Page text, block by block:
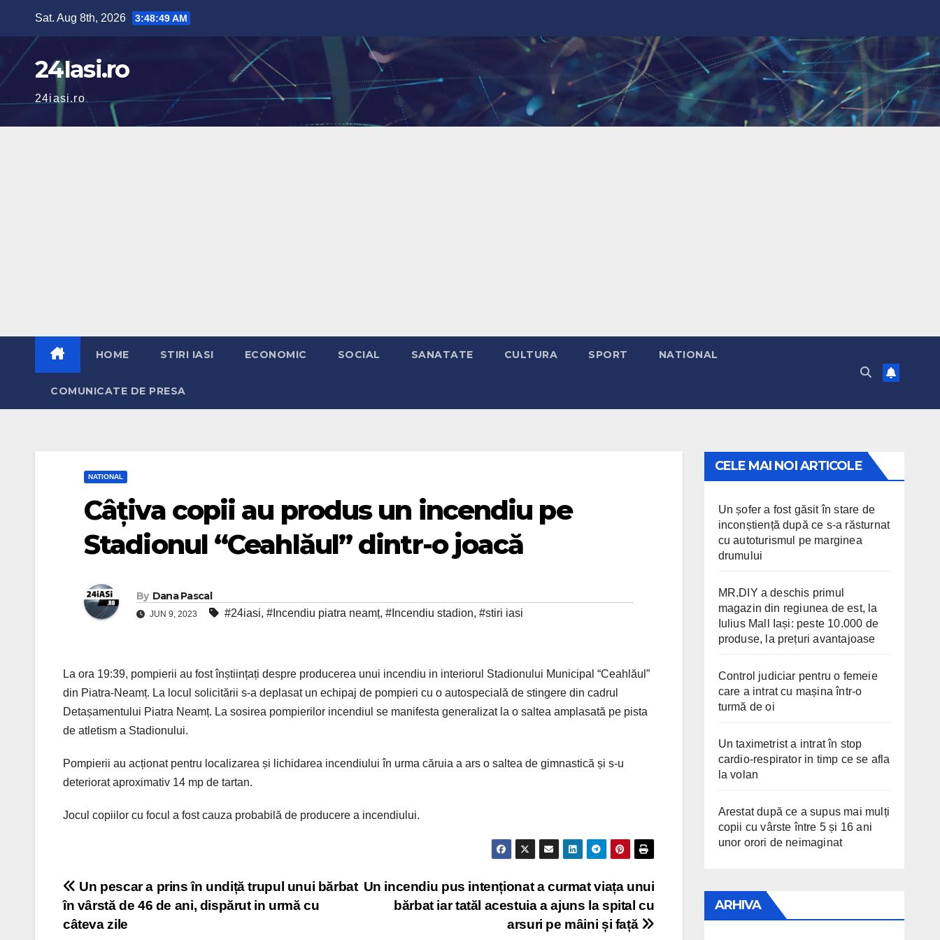
content
Sat. Aug 8th, 2026 3:48:50 AM
24Iasi.ro
24iasi.ro
HOME STIRI IASI ECONOMIC SOCIAL SANATATE CULTURA SPORT NATIONAL
COMUNICATE DE PRESA
NATIONAL
Câțiva copii au produs un incendiu pe
Stadionul “Ceahlăul” dintr-o joacă
By Dana Pascal
JUN 9, 2023 #24iasi, #Incendiu piatra neamț, #Incendiu stadion, #stiri iasi
La ora 19:39, pompierii au fost înștiințați despre producerea unui incendiu in interiorul Stadionului Municipal “Ceahlăul”
din Piatra-Neamț. La locul solicitării s-a deplasat un echipaj de pompieri cu o autospecială de stingere din cadrul
Detașamentului Piatra Neamț. La sosirea pompierilor incendiul se manifesta generalizat la o saltea amplasată pe pista
de atletism a Stadionului.
Pompierii au acționat pentru localizarea și lichidarea incendiului în urma căruia a ars o saltea de gimnastică și s-u
deteriorat aproximativ 14 mp de tartan.
Jocul copiilor cu focul a fost cauza probabilă de producere a incendiului.
Post
navigation
Un incendiu pus intenționat a curmat viața unui
bărbat iar tatăl acestuia a ajuns la spital cu
arsuri pe mâini și față
Un pescar a prins în undiță trupul unui bărbat
în vârstă de 46 de ani, dispărut in urmă cu
câteva zile
CELE MAI NOI ARTICOLE
Un șofer a fost găsit în stare de
inconștiență după ce s-a răsturnat
cu autoturismul pe marginea
drumului
MR.DIY a deschis primul
magazin din regiunea de est, la
Iulius Mall Iași: peste 10.000 de
produse, la prețuri avantajoase
Control judiciar pentru o femeie
care a intrat cu mașina într-o
turmă de oi
Un taximetrist a intrat în stop
cardio-respirator in timp ce se afla
la volan
Arestat după ce a supus mai mulți
copii cu vârste între 5 și 16 ani
unor orori de neimaginat
ARHIVA